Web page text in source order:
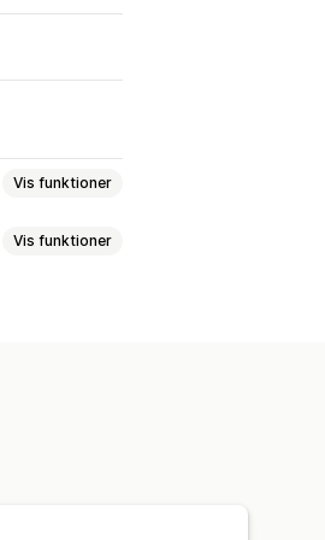
Vis funktioner
Vis funktioner